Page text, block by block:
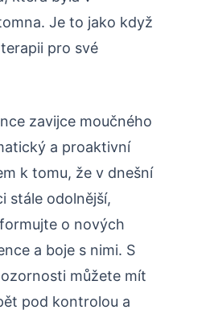
Je to jako když
pro své
zavijce moučného
a proaktivní
k tomu, že v dnešní
stále odolnější,
o nových
a boje s nimi. S
můžete mít
pod kontrolou a